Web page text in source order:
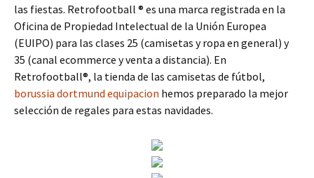
las fiestas. Retrofootball ® es una marca registrada en la
Oficina de Propiedad Intelectual de la Unión Europea
(EUIPO) para las clases 25 (camisetas y ropa en general) y
35 (canal ecommerce y venta a distancia). En
Retrofootball®, la tienda de las camisetas de fútbol,
borussia dortmund equipacion hemos preparado la mejor
selección de regales para estas navidades.